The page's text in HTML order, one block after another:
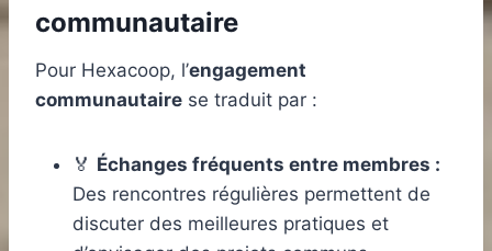
communautaire
Pour Hexacoop, l’engagement
communautaire se traduit par :
🏅 Échanges fréquents entre membres :
Des rencontres régulières permettent de
discuter des meilleures pratiques et